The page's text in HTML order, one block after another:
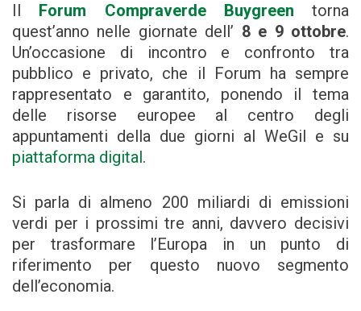
Il Forum Compraverde Buygreen torna
quest’anno nelle giornate dell’ 8 e 9 ottobre.
Un’occasione di incontro e confronto tra
pubblico e privato, che il Forum ha sempre
rappresentato e garantito, ponendo il tema
delle risorse europee al centro degli
appuntamenti della due giorni al WeGil e su
piattaforma digital.
Si parla di almeno 200 miliardi di emissioni
verdi per i prossimi tre anni, davvero decisivi
per trasformare l’Europa in un punto di
riferimento per questo nuovo segmento
dell’economia.